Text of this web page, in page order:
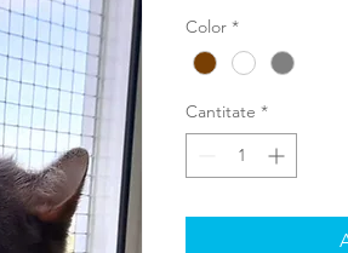
Color *
Cantitate *